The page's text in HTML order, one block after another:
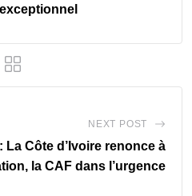
NEXT POST
La Côte d’Ivoire renonce à
la CAF dans l’urgence